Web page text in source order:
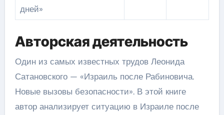
дней»
Авторская деятельность
Один из самых известных трудов Леонида
Сатановского — «Израиль после Рабиновича.
Новые вызовы безопасности». В этой книге
автор анализирует ситуацию в Израиле после